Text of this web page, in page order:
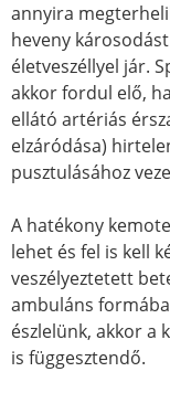
annyira
heveny
életveszéllyel jár.
akkor fordul elő,
ellátó artériás
elzáródása)
pusztulásához
A hatékony
lehet és fel is kell
veszélyeztetett
ambuláns
észlelünk, akkor a
is függesztendő.